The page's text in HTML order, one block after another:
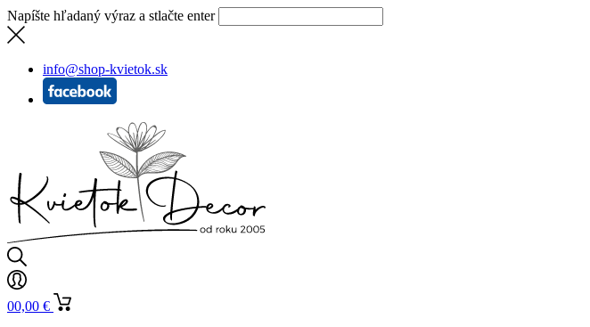
Napíšte hľadaný výraz a stlačte enter
info@shop-kvietok.sk
00,00 €